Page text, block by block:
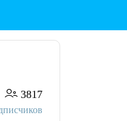
3817